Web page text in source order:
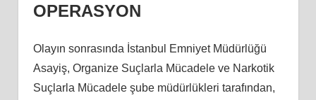
OPERASYON
Olayın sonrasında İstanbul Emniyet Müdürlüğü
Asayiş, Organize Suçlarla Mücadele ve Narkotik
Suçlarla Mücadele şube müdürlükleri tarafından,